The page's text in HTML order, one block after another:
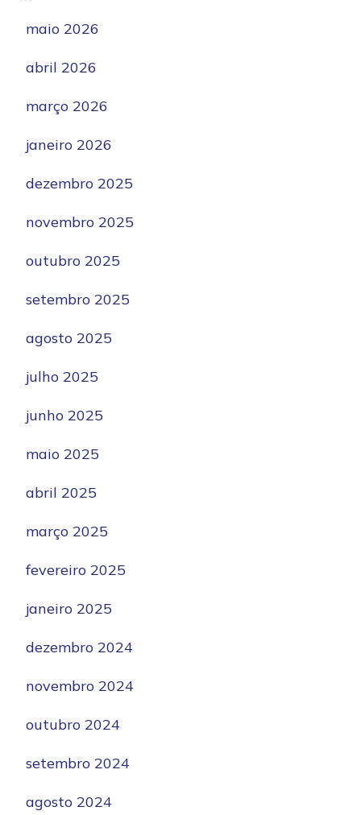
maio 2026
abril 2026
março 2026
janeiro 2026
dezembro 2025
novembro 2025
outubro 2025
setembro 2025
agosto 2025
julho 2025
junho 2025
maio 2025
abril 2025
março 2025
fevereiro 2025
janeiro 2025
dezembro 2024
novembro 2024
outubro 2024
setembro 2024
agosto 2024